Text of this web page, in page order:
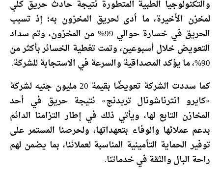
والتكنولوجيا الطبية المتطورة نتيجة حادث حريق كلي
لمخزن الأخيرة، ما أدى لحريق المخزون به؛ إذ تسبب
الحريق في خسارة حوالي 99% من المخزون، وتم سداد
التعويض خلال أسبوعين، وتمت تغطية الخسائر بأكثر من
90%، ما يؤكد المصداقية والسرعة في الاستجابة للشركة.
كما سددت الشركة تعويضًا بقيمة 20 مليون جنيه لشركة
«كايرو انترناشونال تريدنج» نتيجة حريق في أحد
المخازن التابع لها، ويأتي ذلك في إطار التزامنا الدائم
بدعم عملائها والوفاء بتعهداتها، ولحرصنا المستمر على
توفير الحماية التأمينية المناسبة لعملائنا، بما يضمن لهم
راحة البال والثقة في خدماتنا.